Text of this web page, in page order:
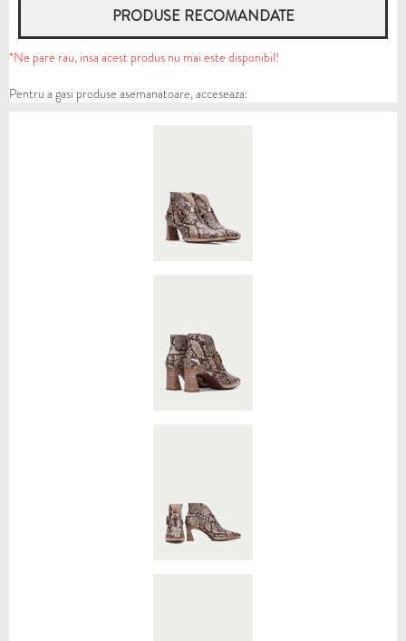
PRODUSE RECOMANDATE
*Ne pare rau, insa acest produs nu mai este disponibil!
Pentru a gasi produse asemanatoare, acceseaza: